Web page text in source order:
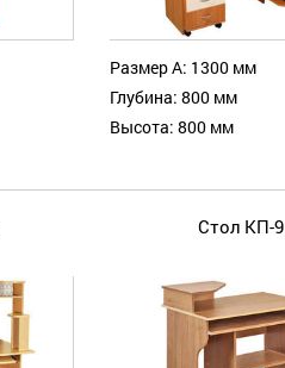
Размер А: 1300 мм
Глубина: 800 мм
Высота: 800 мм
Стол КП-9